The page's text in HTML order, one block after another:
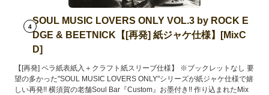
4
SOUL MUSIC LOVERS ONLY VOL.3 by ROCK E
DGE & BEETNICK【[再発] 紙ジャケ仕様】[MixC
D]
【[再発] ペラ紙表紙入＋クラフト紙スリーブ仕様】 ※ブックレットなし 要
望の多かった"SOUL MUSIC LOVERS ONLY"シリーズが紙ジャケ仕様で嬉
しい再発!! 横須賀の老舗Soul Bar『Custom』お墨付き!! 作り込まれたMix